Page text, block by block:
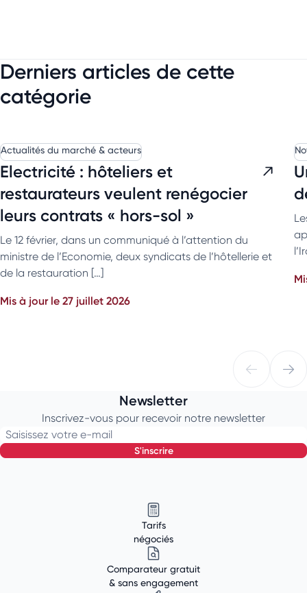
Derniers articles de cette
catégorie
Actualités du marché & acteurs
Electricité : hôteliers et
restaurateurs veulent renégocier
leurs contrats « hors-sol »
Le 12 février, dans un communiqué à l’attention du
ministre de l’Economie, deux syndicats de l’hôtellerie et
de la restauration […]
Mis à jour le 27 juillet 2026
Newsletter
Inscrivez-vous pour recevoir notre newsletter
Saisissez votre e-mail
s'inscrire
Tarifs
négociés
Comparateur gratuit
& sans engagement